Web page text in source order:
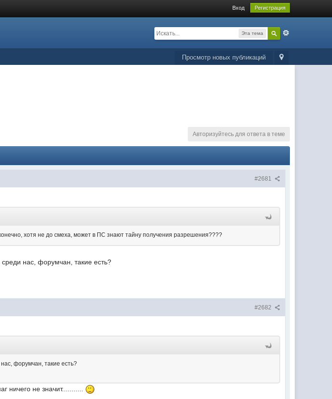
Вход Регистрация
Эта тема
Просмотр новых публикаций
Авторизуйтесь для ответа в теме
#2681
хотя не до смеха, может в ПС знают тайну получения разрешения????
нас, форумчан, такие есть?
#2682
форумчан, такие есть?
ничего не значит...........